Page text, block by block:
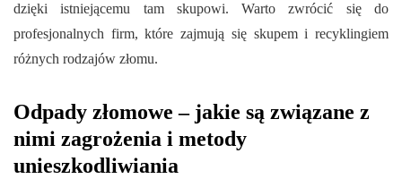
dzięki istniejącemu tam skupowi. Warto zwrócić się do
profesjonalnych firm, które zajmują się skupem i recyklingiem
różnych rodzajów złomu.
Odpady złomowe – jakie są związane z
nimi zagrożenia i metody
unieszkodliwiania